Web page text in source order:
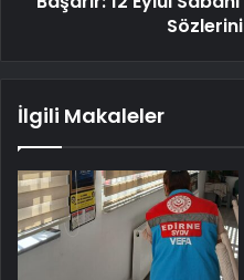
İlgili Makaleler